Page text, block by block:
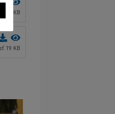
22 KB
19 KB